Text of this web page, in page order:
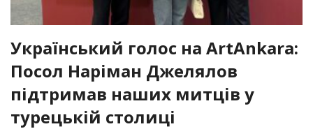
Український голос на ArtAnkara:
Посол Наріман Джелялов
підтримав наших митців у
турецькій столиці